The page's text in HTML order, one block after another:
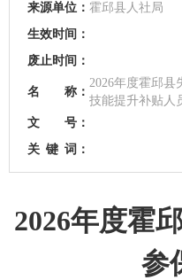
来源单位： 霍邱县人社局
生效时间：
废止时间：
名 称：
2026年度霍邱县
技能提升补贴人
文 号：
关 键 词：
2026年度霍
参